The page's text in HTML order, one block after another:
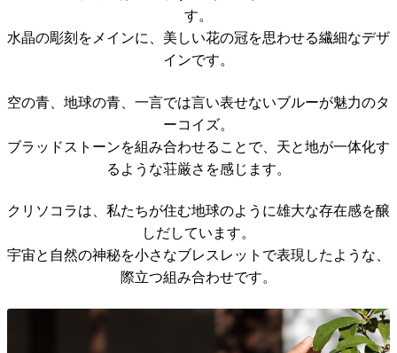
す。
水晶の彫刻をメインに、美しい花の冠を思わせる繊細なデザ
インです。
空の青、地球の青、一言では言い表せないブルーが魅力のタ
ーコイズ。
ブラッドストーンを組み合わせることで、天と地が一体化す
るような荘厳さを感じます。
クリソコラは、私たちが住む地球のように雄大な存在感を醸
しだしています。
宇宙と自然の神秘を小さなブレスレットで表現したような、
際立つ組み合わせです。